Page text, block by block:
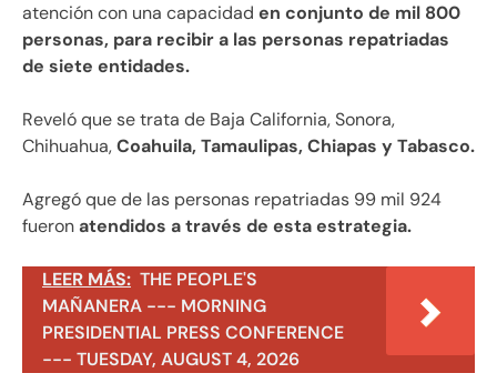
atención con una capacidad en conjunto de mil 800
personas, para recibir a las personas repatriadas
de siete entidades.
Reveló que se trata de Baja California, Sonora,
Chihuahua,Coahuila, Tamaulipas, Chiapas y Tabasco.
Agregó que de las personas repatriadas 99 mil 924
fueronatendidos a través de esta estrategia.
LEER MÁS: THE PEOPLE'S
MAÑANERA --- MORNING
PRESIDENTIAL PRESS CONFERENCE
--- TUESDAY, AUGUST 4, 2026